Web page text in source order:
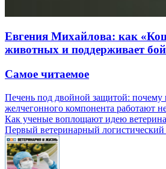
Евгения Михайлова: как
животных и поддерживает
Самое читаемое
Печень под двойной защитой: почему
желчегонного компонента работают
Как ученые воплощают идею
Первый ветеринарный логистический